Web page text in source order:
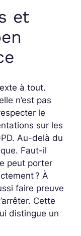
et
à tout.
n’est pas
le
sur les
Au-delà du
Faut-il
peut porter
? À
faire preuve
Cette
distingue un